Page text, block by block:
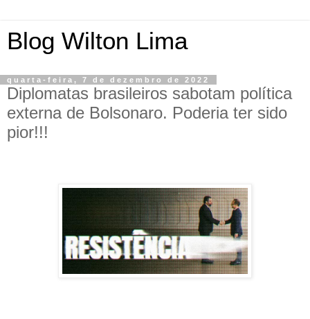
Blog Wilton Lima
quarta-feira, 7 de dezembro de 2022
Diplomatas brasileiros sabotam política
externa de Bolsonaro. Poderia ter sido
pior!!!